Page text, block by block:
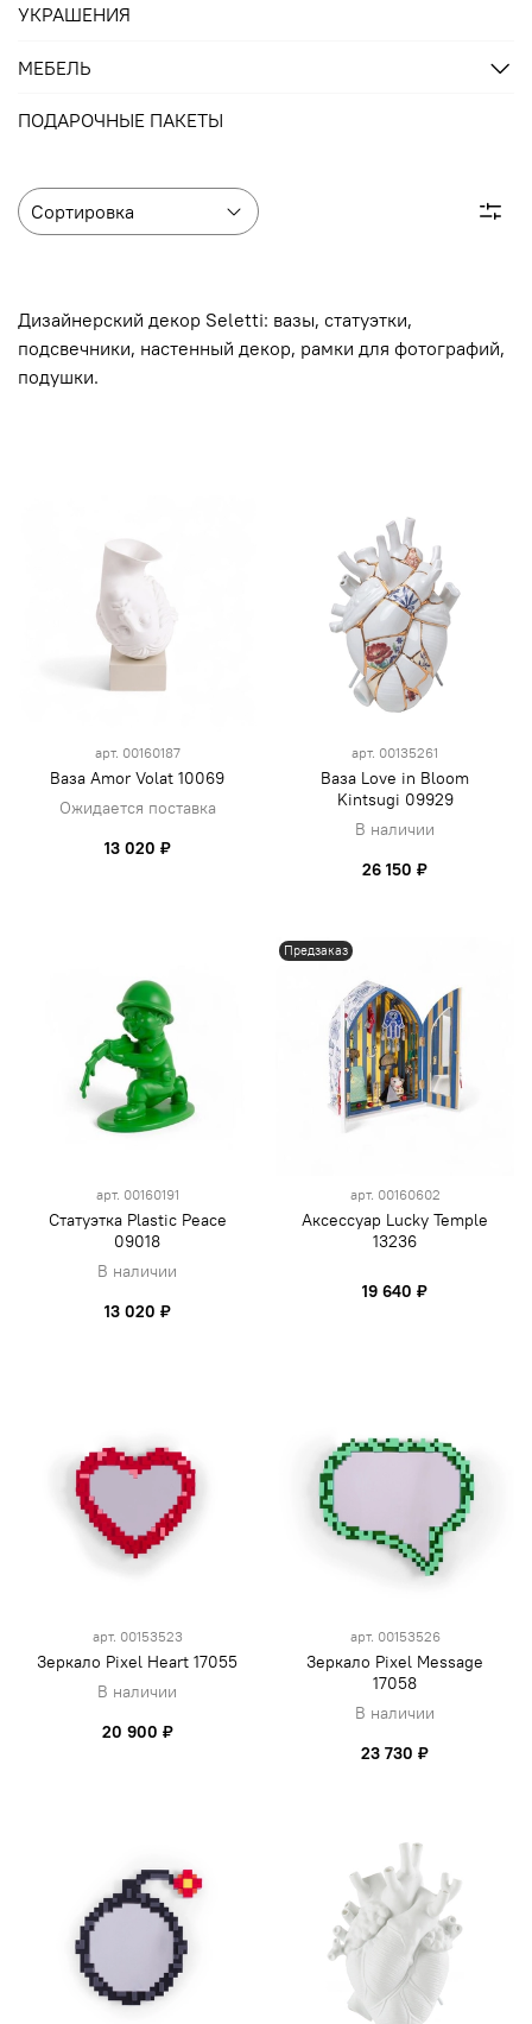
Дизайнерский декор Seletti: вазы, статуэтки,
подсвечники, настенный декор, рамки для фотографий,
подушки.
арт. 00160187
Ваза Amor Volat 10069
Ожидается поставка
13 020 ₽
арт. 00135261
Ваза Love in Bloom
Kintsugi 09929
В наличии
26 150 ₽
арт. 00160191
Статуэтка Plastic Peace
09018
В наличии
13 020 ₽
Предзаказ
арт. 00160602
Аксессуар Lucky Temple
13236
19 640 ₽
арт. 00153523
Зеркало Pixel Heart 17055
В наличии
20 900 ₽
арт. 00153526
Зеркало Pixel Message
17058
В наличии
23 730 ₽
УКРАШЕНИЯ
МЕБЕЛЬ
ПОДАРОЧНЫЕ ПАКЕТЫ